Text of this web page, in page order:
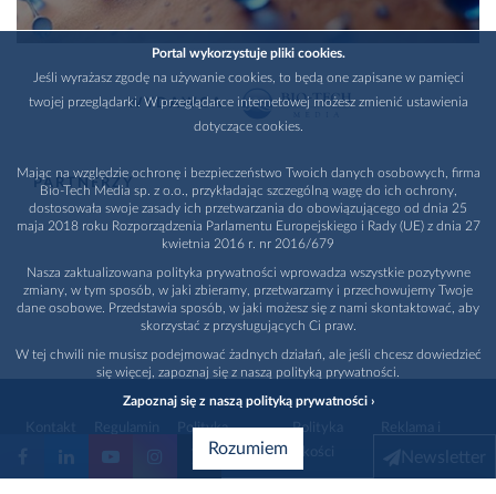
WYDAWCA
PARTNERZY
Polityka
prywatności
Polityka
promocja
Portal wykorzystuje pliki cookies.
Jeśli wyrażasz zgodę na używanie cookies, to będą one zapisane w pamięci
twojej przeglądarki. W przeglądarce internetowej możesz zmienić ustawienia
dotyczące cookies.
Mając na względzie ochronę i bezpieczeństwo Twoich danych osobowych, firma
Bio-Tech Media sp. z o.o., przykładając szczególną wagę do ich ochrony,
dostosowała swoje zasady ich przetwarzania do obowiązującego od dnia 25
maja 2018 roku Rozporządzenia Parlamentu Europejskiego i Rady (UE) z dnia 27
kwietnia 2016 r. nr 2016/679
Nasza zaktualizowana polityka prywatności wprowadza wszystkie pozytywne
zmiany, w tym sposób, w jaki zbieramy, przetwarzamy i przechowujemy Twoje
dane osobowe. Przedstawia sposób, w jaki możesz się z nami skontaktować, aby
skorzystać z przysługujących Ci praw.
W tej chwili nie musisz podejmować żadnych działań, ale jeśli chcesz dowiedzieć
się więcej, zapoznaj się z naszą polityką prywatności.
Zapoznaj się z naszą polityką prywatności ›
Rozumiem Newsletter